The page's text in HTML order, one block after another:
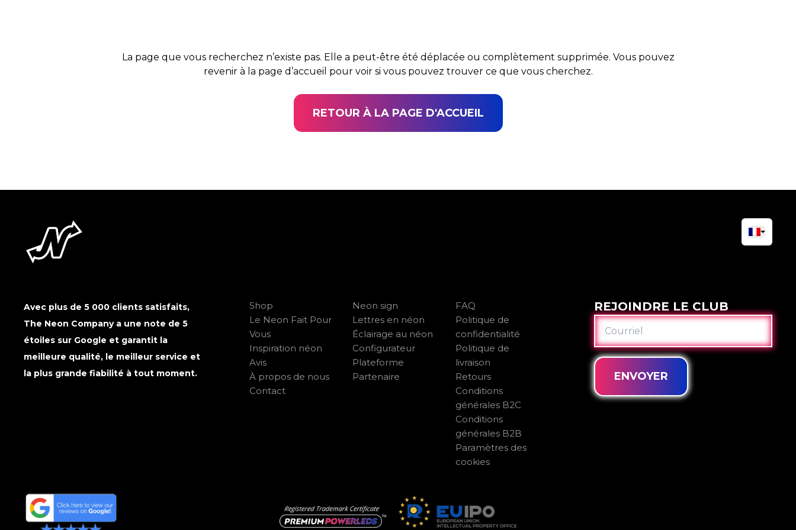
La page que vous recherchez n’existe pas. Elle a peut-être été déplacée ou complètement supprimée. Vous pouvez
revenir à la page d’accueil pour voir si vous pouvez trouver ce que vous cherchez.
RETOUR À LA PAGE D'ACCUEIL
Avec plus de 5 000 clients satisfaits,
The Neon Company a une note de 5
étoiles sur Google et garantit la
meilleure qualité, le meilleur service et
la plus grande fiabilité à tout moment.
Shop
Le Neon Fait Pour
Vous
Inspiration néon
Avis
À propos de nous
Contact
Neon sign
Lettres en néon
Éclairage au néon
Configurateur
Plateforme
Partenaire
FAQ
Politique de
confidentialité
Politique de
livraison
Retours
Conditions
générales B2C
Conditions
générales B2B
Paramètres des
cookies
REJOINDRE LE CLUB
COURRIEL
ENVOYER